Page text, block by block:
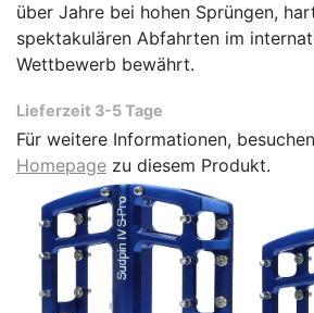
über Jahre bei hohen Sprüngen,
spektakulären Abfahrten im
Wettbewerb bewährt.
Lieferzeit 3-5 Tage
Für weitere Informationen,
Homepage zu diesem Produkt.